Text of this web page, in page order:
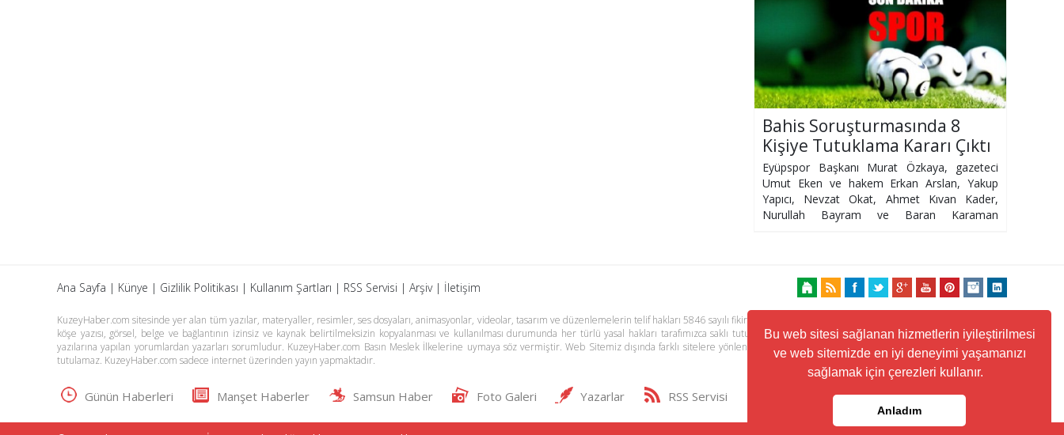
Bu web sitesi sağlanan hizmetlerin iyileştirilmesi
ve web sitemizde en iyi deneyimi yaşamanızı
sağlamak için çerezleri kullanır.
Anladım
Bahis Soruşturmasında 8
Kişiye Tutuklama Kararı Çıktı
Eyüpspor Başkanı Murat Özkaya, gazeteci
Umut Eken ve hakem Erkan Arslan, Yakup
Yapıcı, Nevzat Okat, Ahmet Kıvan Kader,
Nurullah Bayram ve Baran Karaman
Ana Sayfa | Künye | Gizlilik Politikası | Kullanım Şartları | RSS Servisi | Arşiv| İletişim
KuzeyHaber.com sitesinde yer alan tüm yazılar, materyaller, resimler, ses dosyaları, animasyonlar, videolar, tasarım ve düzenlemelerin telif hakları 5846 sayılı fikir ve sanat eserleri kanunu ile korunmaktadır. Her türlü haber,
köşe yazısı, görsel, belge ve bağlantının izinsiz ve kaynak belirtilmeksizin kopyalanması ve kullanılması durumunda her türlü yasal hakları tarafımızca saklı tutulmaktadır. Yayınlanan köşe yazılarından, haberlere ve köşe
yazılarına yapılan yorumlardan yazarları sorumludur. KuzeyHaber.com Basın Meslek İlkelerine uymaya söz vermiştir. Web Sitemiz dışında farklı sitelere yönlendiren linklerin içeriklerinden www.kuzeyhaber.com sorumlu
tutulamaz. KuzeyHaber.com sadece internet üzerinden yayın yapmaktadır.
Günün Haberleri Manşet Haberler Samsun Haber Foto Galeri Yazarlar RSS Servisi Trafik ve Yol Durumu